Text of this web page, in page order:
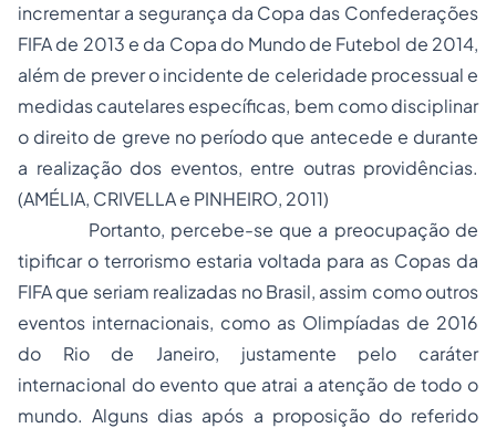
incrementar a segurança da Copa das Confederações
FIFA de 2013 e da Copa do Mundo de Futebol de 2014,
além de prever o incidente de celeridade processual e
medidas cautelares específicas, bem como disciplinar
o direito de greve no período que antecede e durante
a realização dos eventos, entre outras providências.
(AMÉLIA, CRIVELLA e PINHEIRO, 2011)
Portanto, percebe-se que a preocupação de
tipificar o terrorismo estaria voltada para as Copas da
FIFA que seriam realizadas no Brasil, assim como outros
eventos internacionais, como as Olimpíadas de 2016
do Rio de Janeiro, justamente pelo caráter
internacional do evento que atrai a atenção de todo o
mundo. Alguns dias após a proposição do referido